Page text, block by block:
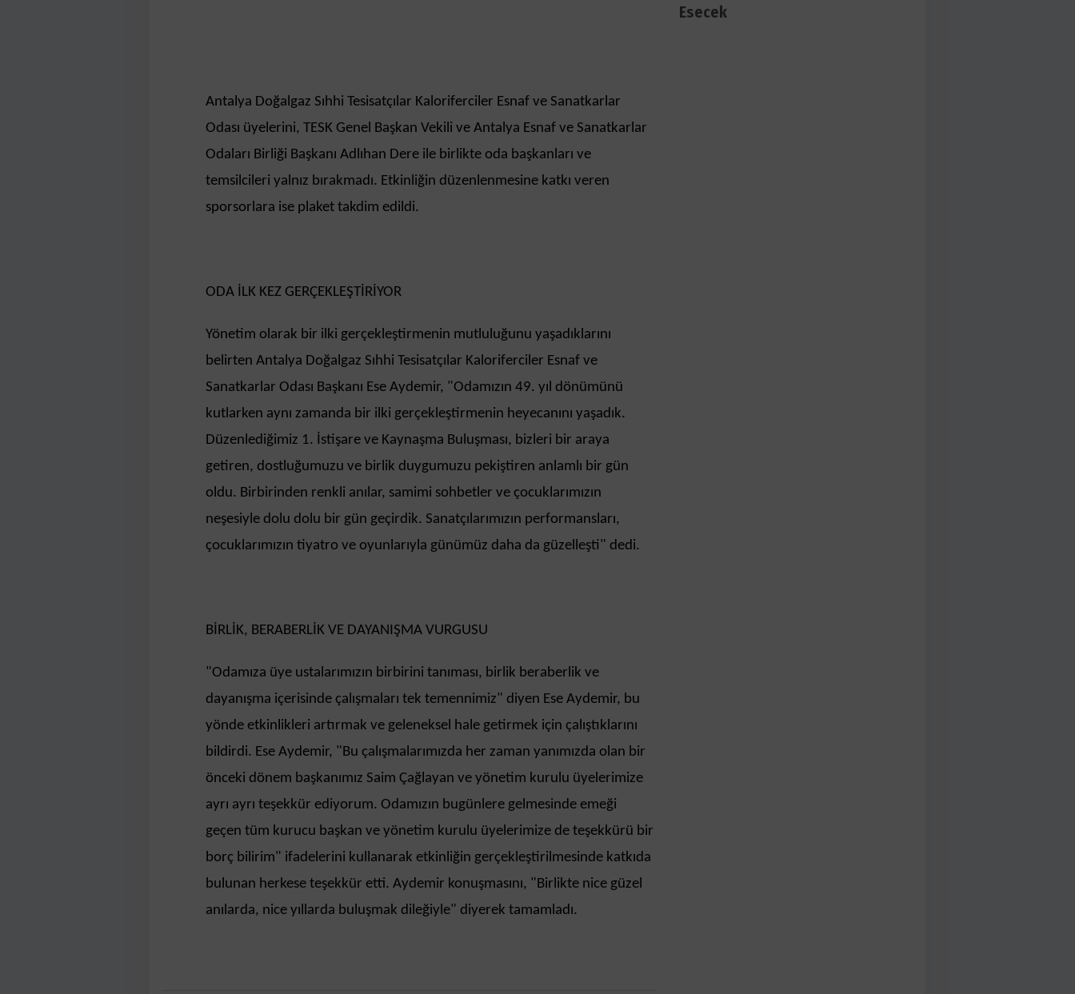
Antalya Doğalgaz Sıhhi Tesisatçılar Kaloriferciler Esnaf ve Sanatkarlar
Odası üyelerini, TESK Genel Başkan Vekili ve Antalya Esnaf ve Sanatkarlar
Odaları Birliği Başkanı Adlıhan Dere ile birlikte oda başkanları ve
temsilcileri yalnız bırakmadı. Etkinliğin düzenlenmesine katkı veren
sporsorlara ise plaket takdim edildi.
ODA İLK KEZ GERÇEKLEŞTİRİYOR
Yönetim olarak bir ilki gerçekleştirmenin mutluluğunu yaşadıklarını
belirten Antalya Doğalgaz Sıhhi Tesisatçılar Kaloriferciler Esnaf ve
Sanatkarlar Odası Başkanı Ese Aydemir, "Odamızın 49. yıl dönümünü
kutlarken aynı zamanda bir ilki gerçekleştirmenin heyecanını yaşadık.
Düzenlediğimiz 1. İstişare ve Kaynaşma Buluşması, bizleri bir araya
getiren, dostluğumuzu ve birlik duygumuzu pekiştiren anlamlı bir gün
oldu. Birbirinden renkli anılar, samimi sohbetler ve çocuklarımızın
neşesiyle dolu dolu bir gün geçirdik. Sanatçılarımızın performansları,
çocuklarımızın tiyatro ve oyunlarıyla günümüz daha da güzelleşti" dedi.
BİRLİK, BERABERLİK VE DAYANIŞMA VURGUSU
"Odamıza üye ustalarımızın birbirini tanıması, birlik beraberlik ve
dayanışma içerisinde çalışmaları tek temennimiz" diyen Ese Aydemir, bu
yönde etkinlikleri artırmak ve geleneksel hale getirmek için çalıştıklarını
bildirdi. Ese Aydemir, "Bu çalışmalarımızda her zaman yanımızda olan bir
önceki dönem başkanımız Saim Çağlayan ve yönetim kurulu üyelerimize
ayrı ayrı teşekkür ediyorum. Odamızın bugünlere gelmesinde emeği
geçen tüm kurucu başkan ve yönetim kurulu üyelerimize de teşekkürü bir
borç bilirim" ifadelerini kullanarak etkinliğin gerçekleştirilmesinde katkıda
bulunan herkese teşekkür etti. Aydemir konuşmasını, "Birlikte nice güzel
anılarda, nice yıllarda buluşmak dileğiyle" diyerek tamamladı.
Esecek